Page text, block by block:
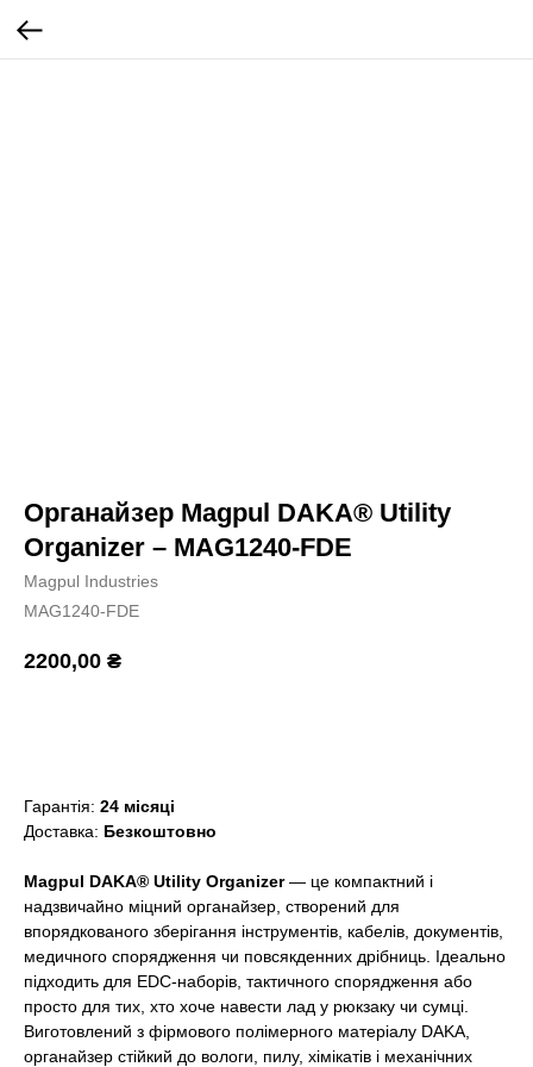
Органайзер Magpul DAKA® Utility
Organizer – MAG1240-FDE
Magpul Industries
MAG1240-FDE
2200,00 ₴
Гарантія: 24 місяці
Доставка: Безкоштовно
Magpul DAKA® Utility Organizer— це компактний і
надзвичайно міцний органайзер, створений для
впорядкованого зберігання інструментів, кабелів, документів,
медичного спорядження чи повсякденних дрібниць. Ідеально
підходить для EDC-наборів, тактичного спорядження або
просто для тих, хто хоче навести лад у рюкзаку чи сумці.
Виготовлений з фірмового полімерного матеріалу DAKA,
органайзер стійкий до вологи, пилу, хімікатів і механічних